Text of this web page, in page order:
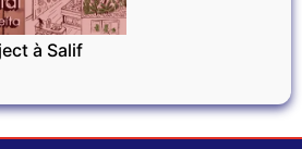
à Salif